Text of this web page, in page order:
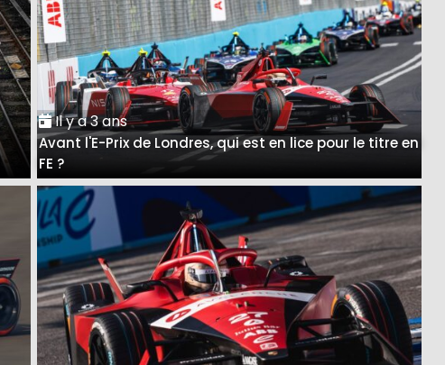
Il y a 3 ans
Avant l'E-Prix de Londres, qui est en lice pour le titre en
FE ?